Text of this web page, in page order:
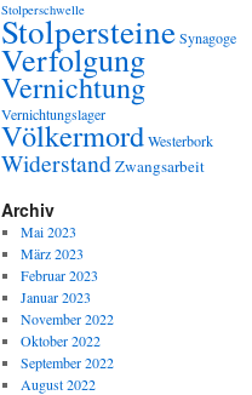
Stolperschwelle
StolpersteineSynagoge
Verfolgung
Vernichtung
Vernichtungslager
VölkermordWesterbork
WiderstandZwangsarbeit
Archiv
Mai 2023
März 2023
Februar 2023
Januar 2023
November 2022
Oktober 2022
September 2022
August 2022